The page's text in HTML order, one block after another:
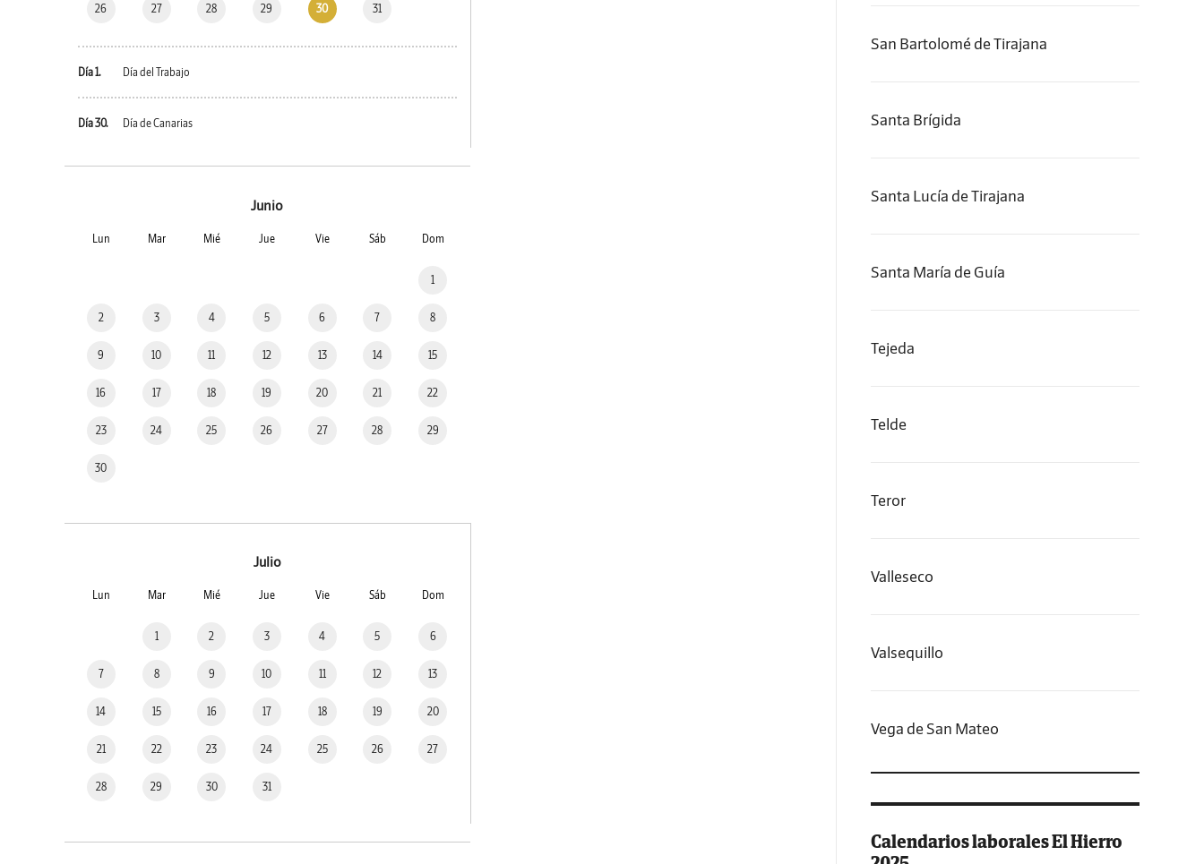
26 27 28 29 30 31
Día 1. Día del Trabajo
Día 30. Día de Canarias
Junio
Lun Mar Mié Jue Vie Sáb Dom
1
2 3 4 5 6 7 8
9 10 11 12 13 14 15
16 17 18 19 20 21 22
23 24 25 26 27 28 29
30
Julio
Lun Mar Mié Jue Vie Sáb Dom
1 2 3 4 5 6
7 8 9 10 11 12 13
14 15 16 17 18 19 20
21 22 23 24 25 26 27
28 29 30 31
San Bartolomé de Tirajana
Santa Brígida
Santa Lucía de Tirajana
Santa María de Guía
Tejeda
Telde
Teror
Valleseco
Valsequillo
Vega de San Mateo
Calendarios laborales El Hierro